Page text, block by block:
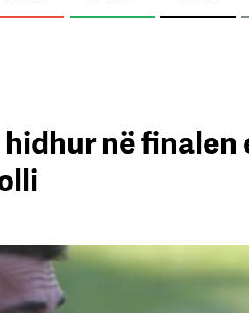
në finalen
Shpërthim në
periferi të